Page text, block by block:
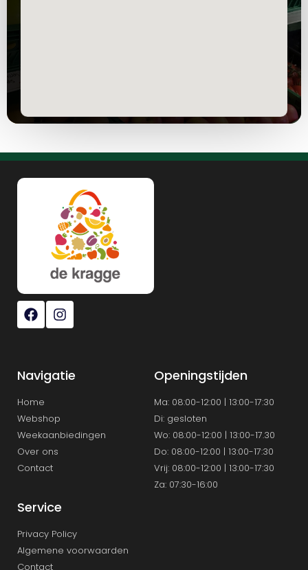
Navigatie
Home
Webshop
Weekaanbiedingen
Over ons
Contact
Openingstijden
Ma: 08:00-12:00 | 13:00-17:30
Di: gesloten
Wo: 08:00-12:00 | 13:00-17.30
Do: 08:00-12:00 | 13:00-17:30
Vrij: 08:00-12:00 | 13:00-17:30
Za: 07:30-16:00
Service
Privacy Policy
Algemene voorwaarden
Contact